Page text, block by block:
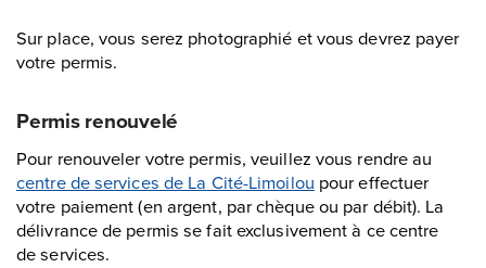
Sur place, vous serez photographié et vous devrez payer
votre permis.
Permis renouvelé
Pour renouveler votre permis, veuillez vous rendre au
centre de services de La Cité-Limoilou pour effectuer
votre paiement (en argent, par chèque ou par débit). La
délivrance de permis se fait exclusivement à ce centre
de services.